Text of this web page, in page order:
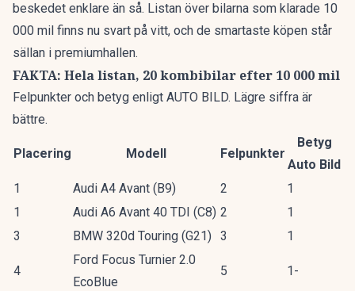
beskedet enklare än så. Listan över bilarna som klarade 10
000 mil finns nu svart på vitt, och de smartaste köpen står
sällan i premiumhallen.
FAKTA: Hela listan, 20 kombibilar efter 10 000 mil
Felpunkter och betyg enligt AUTO BILD. Lägre siffra är
bättre.
Placering Modell Felpunkter
Betyg
Auto Bild
1
Audi A4 Avant (B9) 2
1
1
Audi A6 Avant 40 TDI (C8) 2
1
3
BMW 320d Touring (G21) 3 1
4
Ford Focus Turnier 2.0
EcoBlue
5 1-